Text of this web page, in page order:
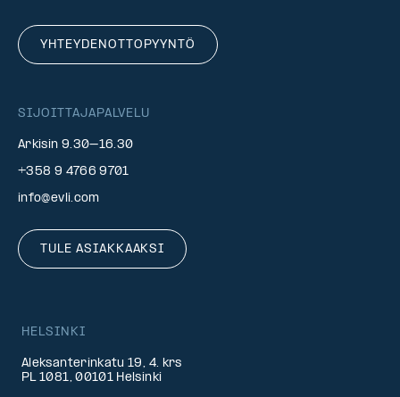
YHTEYDENOTTOPYYNTÖ
SIJOITTAJAPALVELU
Arkisin 9.30–16.30
+358 9 4766 9701
info@evli.com
TULE ASIAKKAAKSI
HELSINKI
Aleksanterinkatu 19, 4. krs
PL 1081, 00101 Helsinki